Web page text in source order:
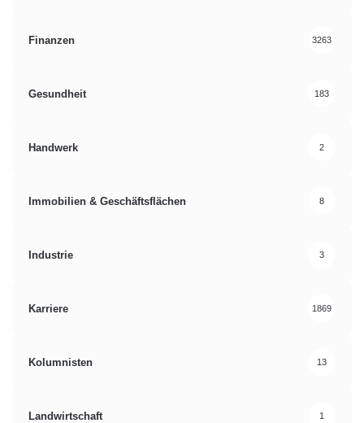
Finanzen 3263
Gesundheit 183
Handwerk 2
Immobilien & Geschäftsflächen 8
Industrie 3
Karriere 1869
Kolumnisten 13
Landwirtschaft 1